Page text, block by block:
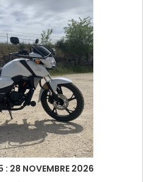
: 28 NOVEMBRE 2026